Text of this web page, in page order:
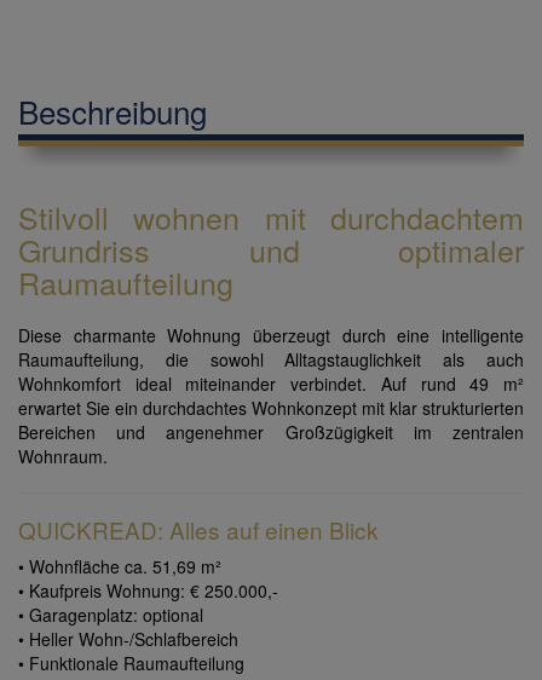
Beschreibung
Stilvoll wohnen mit durchdachtem
Grundriss und optimaler
Raumaufteilung
Diese charmante Wohnung überzeugt durch eine intelligente
Raumaufteilung, die sowohl Alltagstauglichkeit als auch
Wohnkomfort ideal miteinander verbindet. Auf rund 49 m²
erwartet Sie ein durchdachtes Wohnkonzept mit klar strukturierten
Bereichen und angenehmer Großzügigkeit im zentralen
Wohnraum.
QUICKREAD: Alles auf einen Blick
• Wohnfläche ca. 51,69 m²
• Kaufpreis Wohnung: € 250.000,-
• Garagenplatz: optional
• Heller Wohn-/Schlafbereich
• Funktionale Raumaufteilung